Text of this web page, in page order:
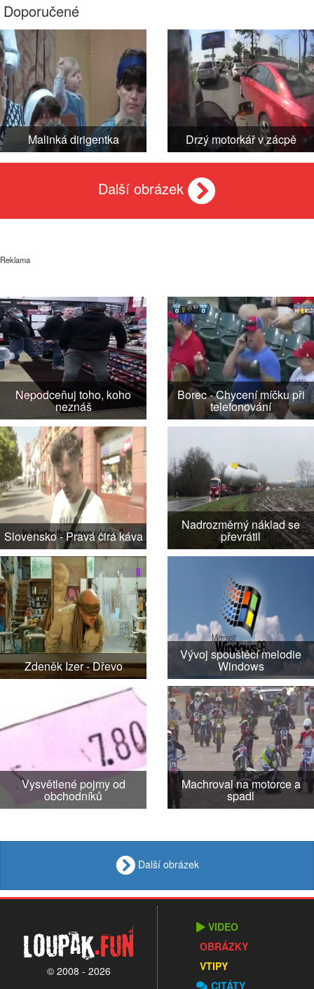
Doporučené
Malinká dirigentka Drzý motorkář v zácpě
Další obrázek
Reklama
Nepodceňuj toho, koho
neznáš
Borec - Chycení míčku při
telefonování
Slovensko - Pravá čirá káva
Nadrozměrný náklad se
převrátil
Zdeněk Izer - Dřevo
Vývoj spouštěcí melodie
Windows
Vysvětlené pojmy od
obchodníků
Machroval na motorce a
spadl
Další obrázek
Loupak.fun
© 2008 - 2026
VIDEO
OBRÁZKY
VTIPY
CITÁTY